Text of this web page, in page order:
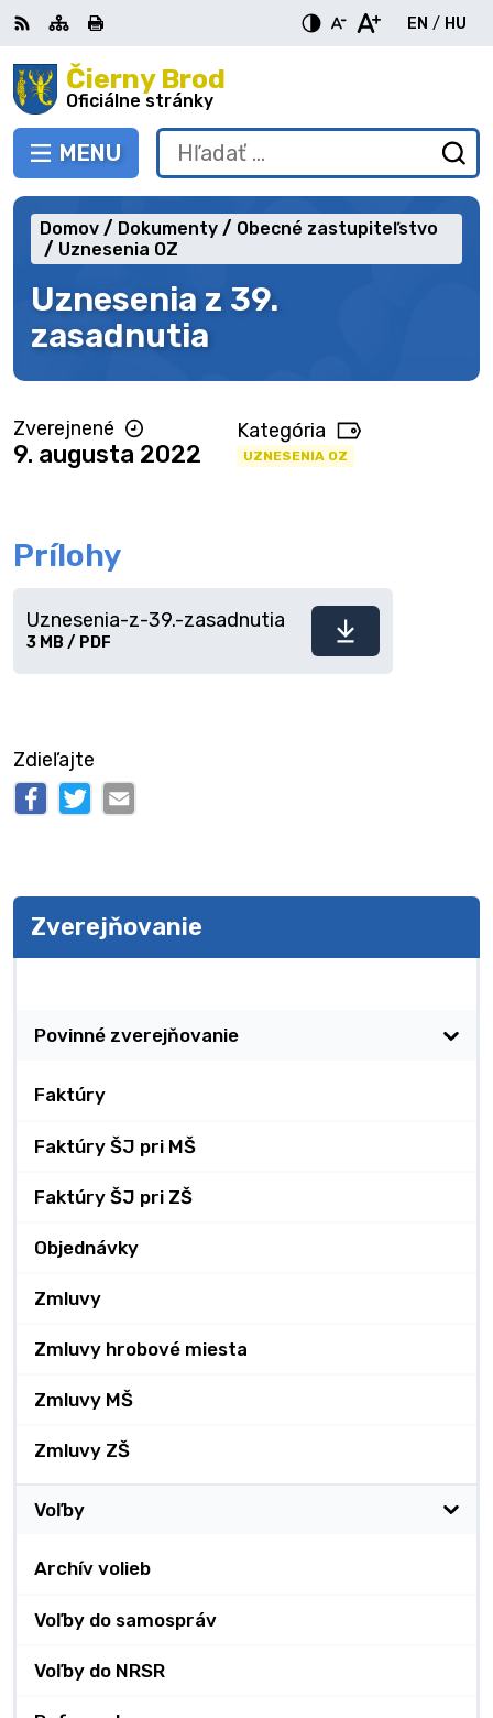
Preskočiť
na
obsah Čierny Brod
Oficiálne stránky
PREPNÚŤ
MENU
RSS MapaTlačiť
EN
English
/ HU
Hľadať:
Uznesenia z 39.
zasadnutia
Domov Dokumenty
Obecné zastupiteľstvo
Uznesenia OZ
Zverejnené
9. augusta 2022
Kategória
UZNESENIA OZ
Prílohy
Stiahnuť
Uznesenia-z-39.-zasadnutia
3 MB / PDF
Zdieľajte
Zverejňovanie
Povinné zverejňovanie
Faktúry
Faktúry ŠJ pri MŠ
Faktúry ŠJ pri ZŠ
Objednávky
Zmluvy
Zmluvy hrobové miesta
Zmluvy MŠ
Zmluvy ZŠ
Voľby
Archív volieb
Voľby do samospráv
Voľby do NRSR